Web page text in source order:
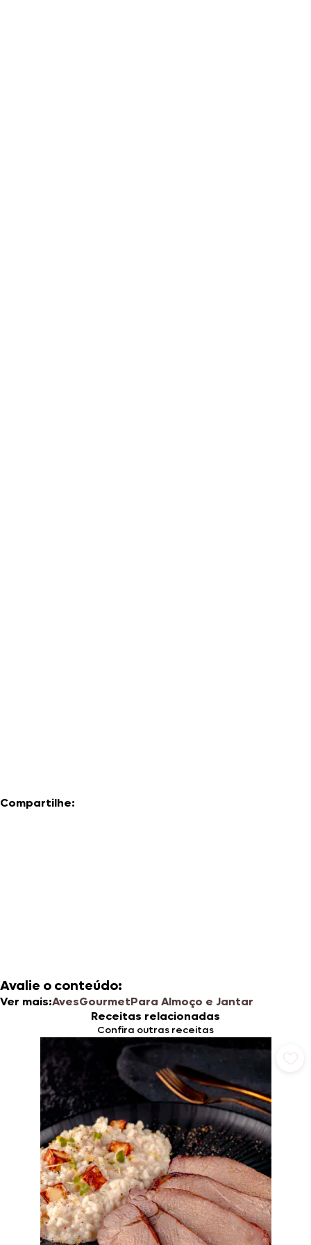
Compartilhe:
Avalie o conteúdo:
Ver mais:AvesGourmetPara Almoço e Jantar
Receitas relacionadas
Confira outras receitas